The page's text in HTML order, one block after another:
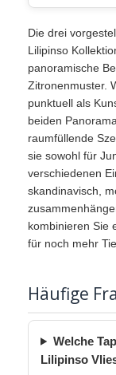
Die drei
Lilipinso
panoramische
Zitronenmuster.
punktuell als
beiden
raumfüllende
sie sowohl für
verschiedenen
skandinavisch,
kombinieren Sie
für noch mehr
Häufige
Welche
Lilipinso